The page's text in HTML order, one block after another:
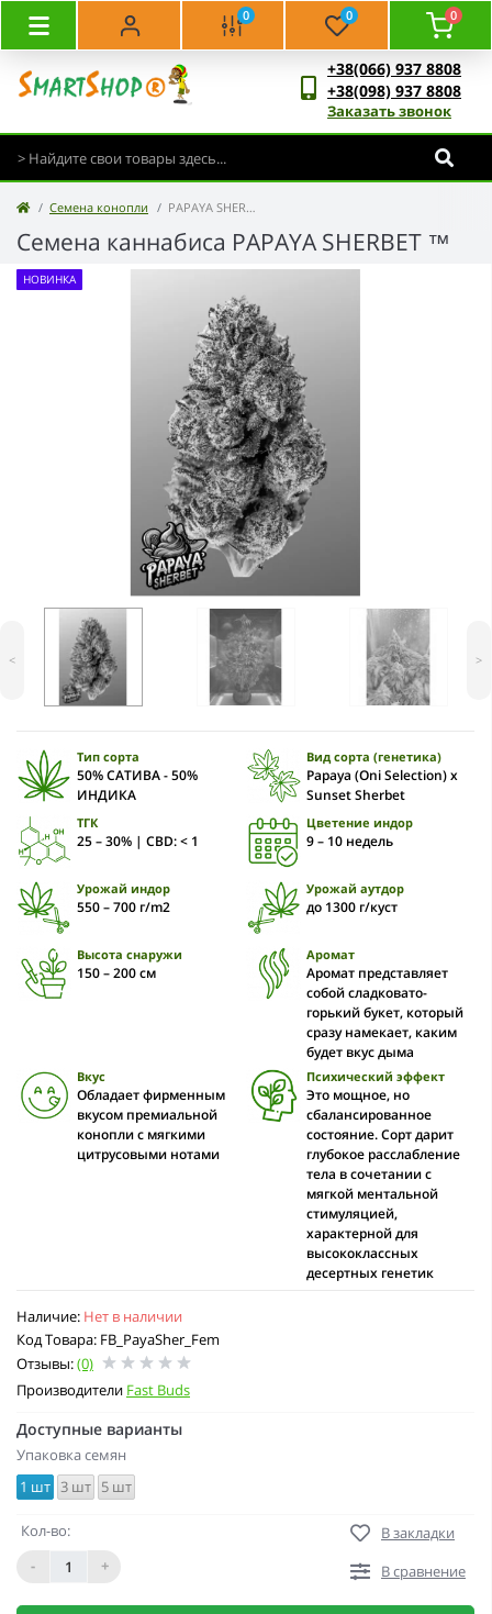
0 0 0
+38(066) 937 8808
+38(098) 937 8808
Заказать звонок
Семена конопли PAPAYA SHERBET ™
Семена каннабиса PAPAYA SHERBET ™
Наличие: Нет в наличии
Код Товара: FB_PayaSher_Fem
Отзывы:(0)
Производители Fast Buds
НОВИНКА
< >
Тип сорта
50% САТИВА - 50%
ИНДИКА
Вид сорта (генетика)
Papaya (Oni Selection) x
Sunset Sherbet
ТГК
25 – 30% | CBD: < 1
Цветение индор
9 – 10 недель
Урожай индор
550 – 700 г/m2
Урожай аутдор
до 1300 г/куст
Высота снаружи
150 – 200 cм
Аромат
Аромат представляет
собой сладковато-
горький букет, который
сразу намекает, каким
будет вкус дыма
Вкус
Обладает фирменным
вкусом премиальной
конопли с мягкими
цитрусовыми нотами
Психический эффект
Это мощное, но
сбалансированное
состояние. Сорт дарит
глубокое расслабление
тела в сочетании с
мягкой ментальной
стимуляцией,
характерной для
высококлассных
десертных генетик
Доступные варианты
Упаковка семян
1 шт 3 шт 5 шт
Кол-во:
-
+
В закладки
В сравнение